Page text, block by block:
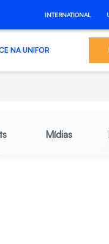
INTERNATIONAL
NA UNIFOR
Mídias